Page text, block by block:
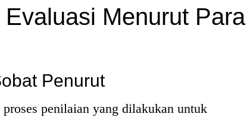
Menurut Para
Penurut
penilaian yang dilakukan untuk